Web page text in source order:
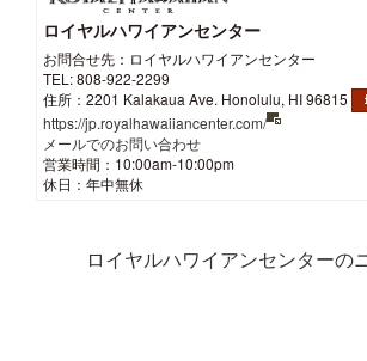
ロイヤルハワイアンセンター
お問合せ先：ロイヤルハワイアンセンター
TEL: 808-922-2299
住所：2201 Kalakaua Ave. Honolulu, HI 96815
https://jp.royalhawaiiancenter.com/
メールでのお問い合わせ
営業時間：10:00am-10:00pm
休日：年中無休
ロイヤルハワイアンセンターの